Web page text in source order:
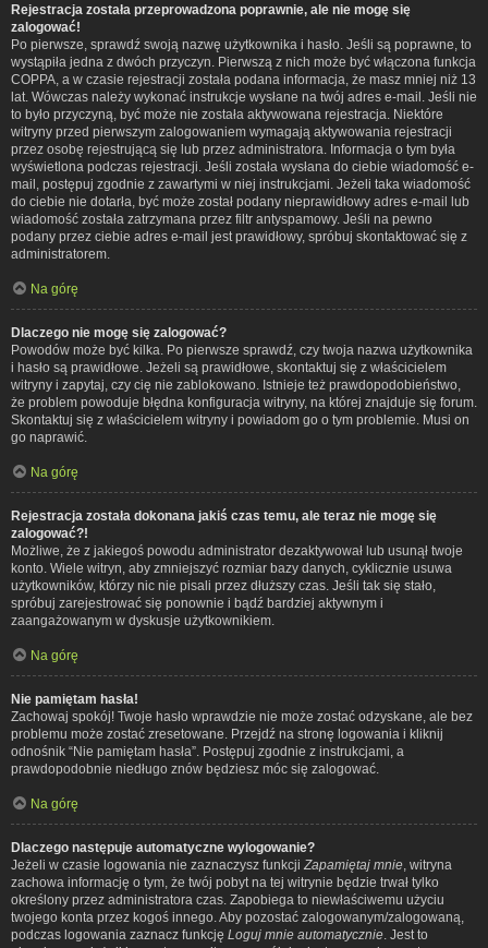
Rejestracja została przeprowadzona poprawnie, ale nie mogę się
zalogować!
Po pierwsze, sprawdź swoją nazwę użytkownika i hasło. Jeśli są poprawne, to
wystąpiła jedna z dwóch przyczyn. Pierwszą z nich może być włączona funkcja
COPPA, a w czasie rejestracji została podana informacja, że masz mniej niż 13
lat. Wówczas należy wykonać instrukcje wysłane na twój adres e-mail. Jeśli nie
to było przyczyną, być może nie została aktywowana rejestracja. Niektóre
witryny przed pierwszym zalogowaniem wymagają aktywowania rejestracji
przez osobę rejestrującą się lub przez administratora. Informacja o tym była
wyświetlona podczas rejestracji. Jeśli została wysłana do ciebie wiadomość e-
mail, postępuj zgodnie z zawartymi w niej instrukcjami. Jeżeli taka wiadomość
do ciebie nie dotarła, być może został podany nieprawidłowy adres e-mail lub
wiadomość została zatrzymana przez filtr antyspamowy. Jeśli na pewno
podany przez ciebie adres e-mail jest prawidłowy, spróbuj skontaktować się z
administratorem.
Na górę
Dlaczego nie mogę się zalogować?
Powodów może być kilka. Po pierwsze sprawdź, czy twoja nazwa użytkownika
i hasło są prawidłowe. Jeżeli są prawidłowe, skontaktuj się z właścicielem
witryny i zapytaj, czy cię nie zablokowano. Istnieje też prawdopodobieństwo,
że problem powoduje błędna konfiguracja witryny, na której znajduje się forum.
Skontaktuj się z właścicielem witryny i powiadom go o tym problemie. Musi on
go naprawić.
Na górę
Rejestracja została dokonana jakiś czas temu, ale teraz nie mogę się
zalogować?!
Możliwe, że z jakiegoś powodu administrator dezaktywował lub usunął twoje
konto. Wiele witryn, aby zmniejszyć rozmiar bazy danych, cyklicznie usuwa
użytkowników, którzy nic nie pisali przez dłuższy czas. Jeśli tak się stało,
spróbuj zarejestrować się ponownie i bądź bardziej aktywnym i
zaangażowanym w dyskusje użytkownikiem.
Na górę
Nie pamiętam hasła!
Zachowaj spokój! Twoje hasło wprawdzie nie może zostać odzyskane, ale bez
problemu może zostać zresetowane. Przejdź na stronę logowania i kliknij
odnośnik “Nie pamiętam hasła”. Postępuj zgodnie z instrukcjami, a
prawdopodobnie niedługo znów będziesz móc się zalogować.
Na górę
Dlaczego następuje automatyczne wylogowanie?
Jeżeli w czasie logowania nie zaznaczysz funkcji Zapamiętaj mnie , witryna
zachowa informację o tym, że twój pobyt na tej witrynie będzie trwał tylko
określony przez administratora czas. Zapobiega to niewłaściwemu użyciu
twojego konta przez kogoś innego. Aby pozostać zalogowanym/zalogowaną,
podczas logowania zaznacz funkcję Loguj mnie automatycznie . Jest to